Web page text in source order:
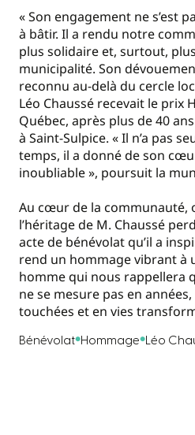
« Son engagement ne s’est
à bâtir. Il a rendu notre
plus solidaire et, surtout,
municipalité. Son
reconnu au-delà du cercle
Léo Chaussé recevait le prix
Québec, après plus de 40
à Saint-Sulpice. « Il n’a pas
temps, il a donné de son
inoubliable », poursuit la
Au cœur de la communauté,
l’héritage de M. Chaussé
acte de bénévolat qu’il a
rend un hommage vibrant à
homme qui nous rappellera
ne se mesure pas en
touchées et en vies
Bénévolat Hommage Léo